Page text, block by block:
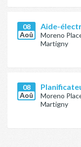
08
Aoû
Aide-
Moreno
Martigny
08
Aoû
Moreno
Martigny